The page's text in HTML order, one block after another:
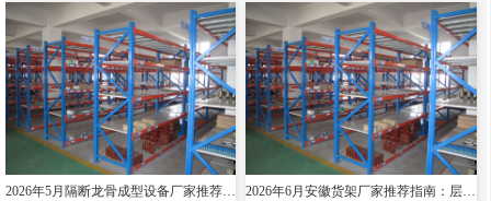
2026年5月隔断龙骨成型设备厂家推荐指南：导轨成型设备消防箱光伏支架货架夸梁公司优选！ 2026年6月安徽货架厂家推荐指南：层板货架悬臂贯通双伸位公司优选！